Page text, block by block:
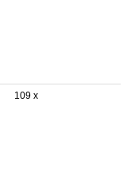
109 x